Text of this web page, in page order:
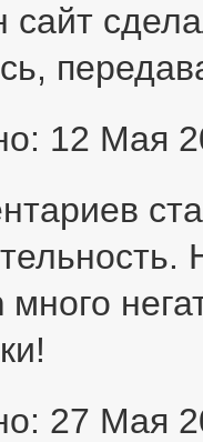
сайт
12 Мая
много
27 Мая